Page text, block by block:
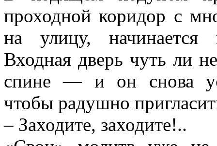
проходной коридор с
на улицу, начинается
Входная дверь чуть ли
спине — и он снова
чтобы радушно
– Заходите, заходите!..